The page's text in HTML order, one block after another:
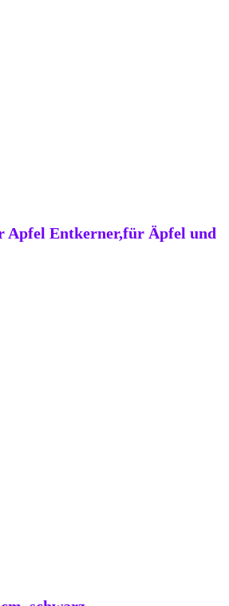
Apfel Entkerner,für Äpfel und